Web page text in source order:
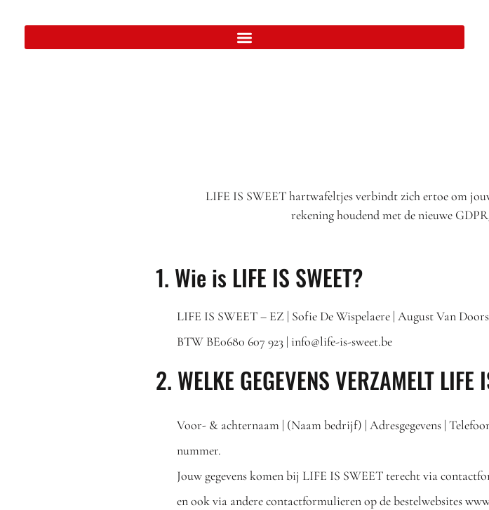
LIFE IS SWEET hartwafeltjes verbindt zich ertoe om
rekening houdend met de nieuwe
1. Wie is LIFE IS SWEET?
LIFE IS SWEET – EZ | Sofie De Wispelaere | August Van
BTW BE0680 607 923 | info@life-is-sweet.be
2. WELKE GEGEVENS VERZAMELT LIFE
Voor- & achternaam | (Naam bedrijf) | Adresgegevens |
nummer.
Jouw gegevens komen bij LIFE IS SWEET terecht via
en ook via andere contactformulieren op de bestelwebsites